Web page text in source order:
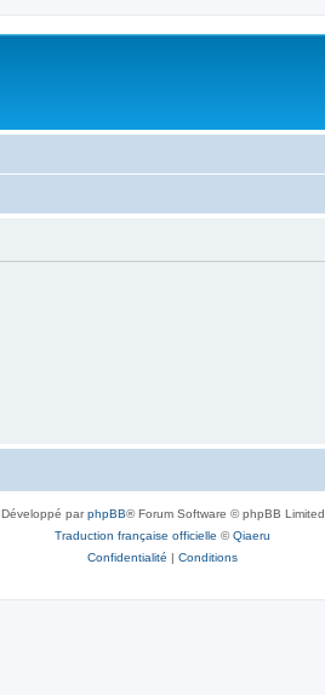
Développé parphpBB® Forum Software © phpBB Limited
Traduction française officielle ©Qiaeru
Confidentialité | Conditions